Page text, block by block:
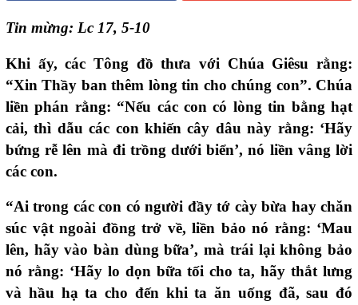
Tin mừng: Lc 17, 5-10
Khi ấy, các Tông đồ thưa với Chúa Giêsu rằng:
“Xin Thầy ban thêm lòng tin cho chúng con”. Chúa
liền phán rằng: “Nếu các con có lòng tin bằng hạt
cải, thì dẫu các con khiến cây dâu này rằng: ‘Hãy
bứng rễ lên mà đi trồng dưới biển’, nó liền vâng lời
các con.
“Ai trong các con có người đầy tớ cày bừa hay chăn
súc vật ngoài đồng trở về, liền bảo nó rằng: ‘Mau
lên, hãy vào bàn dùng bữa’, mà trái lại không bảo
nó rằng: ‘Hãy lo dọn bữa tối cho ta, hãy thắt lưng
và hầu hạ ta cho đến khi ta ăn uống đã, sau đó